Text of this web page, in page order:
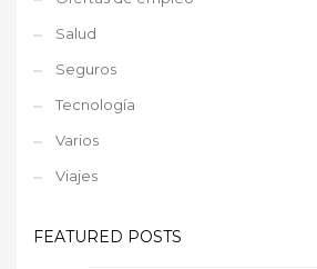
Salud
Seguros
Tecnología
Varios
Viajes
FEATURED POSTS